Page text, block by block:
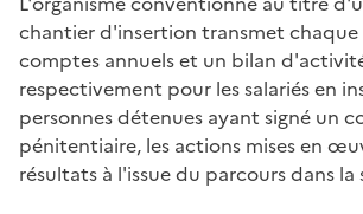
chantier d'insertion transmet chaque
comptes annuels et un bilan
respectivement pour les salariés en
personnes détenues ayant signé un
pénitentiaire, les actions mises en
résultats à l'issue du parcours dans